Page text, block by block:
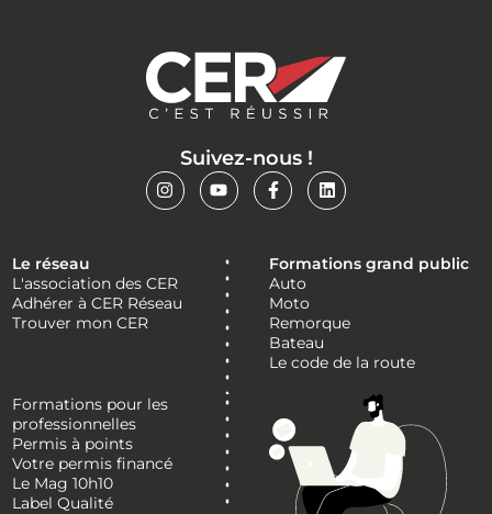
Suivez-nous !
Le réseau
L'association des CER
Adhérer à CER Réseau
Trouver mon CER
Formations grand public
Auto
Moto
Remorque
Bateau
Le code de la route
Formations pour les
professionnelles
Permis à points
Votre permis financé
Le Mag 10h10
Label Qualité